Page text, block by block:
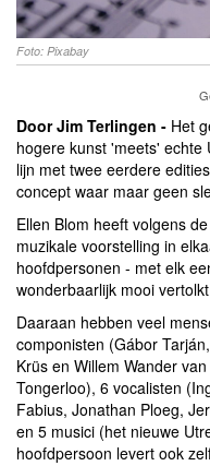
Foto: Pixabay
Door Jim Terlingen - Het
hogere kunst 'meets' echte
lijn met twee eerdere
concept waar maar geen
Ellen Blom heeft volgens
muzikale voorstelling in
hoofdpersonen - met elk
wonderbaarlijk mooi
Daaraan hebben veel
componisten (Gábor
Krüs en Willem Wander
Tongerloo), 6 vocalisten
Fabius, Jonathan Ploeg,
en 5 musici (het nieuwe
hoofdpersoon levert ook